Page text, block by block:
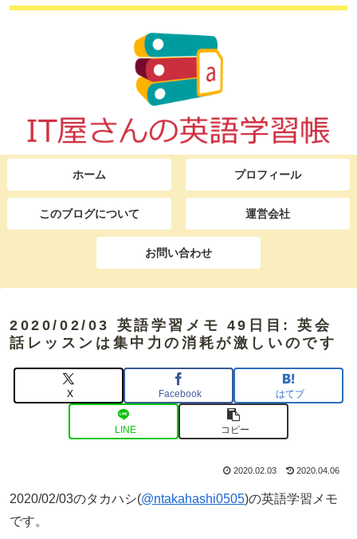
ホーム プロフィール
このブログについて 運営会社
お問い合わせ
2020/02/03 英語学習メモ 49日目: 英会
話レッスンは集中力の消耗が激しいのです
X Facebook はてブ
LINE コピー
2020.02.03 2020.04.06
2020/02/03のタカハシ(@ntakahashi0505)の英語学習メモ
です。